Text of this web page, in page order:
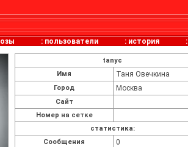
: пользователи : история :
tanyc
Имя
Таня Овечкина
Город Москва
Сайт
Номер на сетке
статистика:
Cообщения
0